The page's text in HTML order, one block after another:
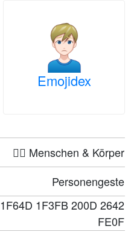
Emojidex
🤦‍♀️ Menschen & Körper
Personengeste
1F64D 1F3FB 200D 2642
FE0F